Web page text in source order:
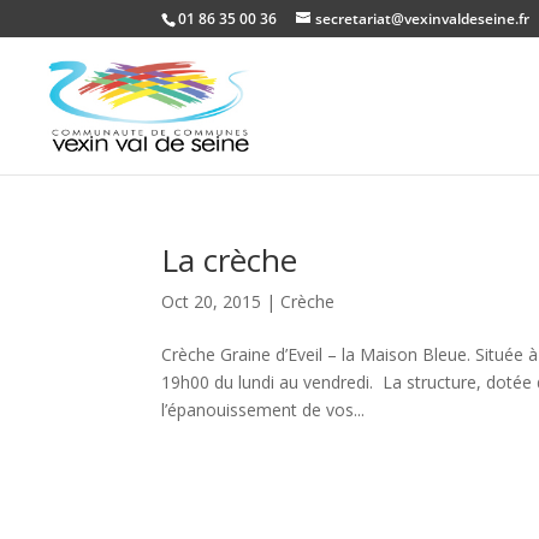
01 86 35 00 36 secretariat@vexinvaldeseine.fr
La crèche
Oct 20, 2015 | Crèche
Crèche Graine d’Eveil – la Maison Bleue. Située
19h00 du lundi au vendredi. La structure,
l’épanouissement de vos...